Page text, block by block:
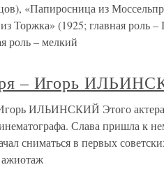
«Папиросница из
Торжка» (1925; главная роль
роль – мелкий
– Игорь
ИЛЬИНСКИЙ Этого
Слава пришла к
сниматься в первых